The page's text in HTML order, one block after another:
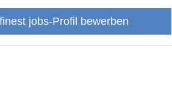
jobs-Profil bewerben